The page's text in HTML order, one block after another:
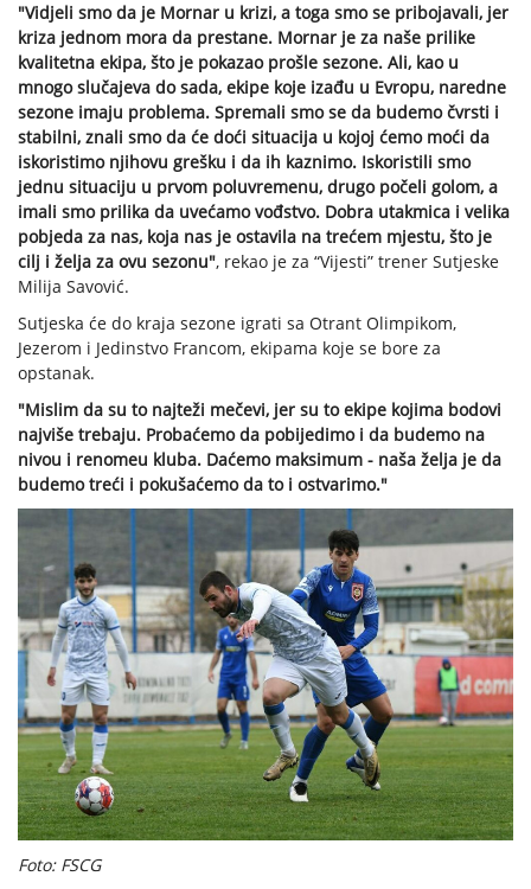
"Vidjeli smo da je Mornar u krizi, a toga smo se pribojavali, jer
kriza jednom mora da prestane. Mornar je za naše prilike
kvalitetna ekipa, što je pokazao prošle sezone. Ali, kao u
mnogo slučajeva do sada, ekipe koje izađu u Evropu, naredne
sezone imaju problema. Spremali smo se da budemo čvrsti i
stabilni, znali smo da će doći situacija u kojoj ćemo moći da
iskoristimo njihovu grešku i da ih kaznimo. Iskoristili smo
jednu situaciju u prvom poluvremenu, drugo počeli golom, a
imali smo prilika da uvećamo vođstvo. Dobra utakmica i velika
pobjeda za nas, koja nas je ostavila na trećem mjestu, što je
cilj i želja za ovu sezonu", rekao je za “Vijesti” trener Sutjeske
Milija Savović.
Sutjeska će do kraja sezone igrati sa Otrant Olimpikom,
Jezerom i Jedinstvo Francom, ekipama koje se bore za
opstanak.
"Mislim da su to najteži mečevi, jer su to ekipe kojima bodovi
najviše trebaju. Probaćemo da pobijedimo i da budemo na
nivou i renomeu kluba. Daćemo maksimum - naša želja je da
budemo treći i pokušaćemo da to i ostvarimo."
Foto: FSCG